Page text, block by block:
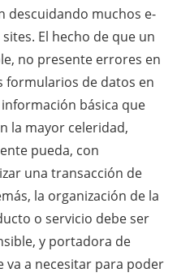
descuidando muchos e-
El hecho de que un
no presente errores en
formularios de datos en
básica que
la mayor celeridad,
pueda, con
una transacción de
la organización de la
o servicio debe ser
y portadora de
va a necesitar para poder